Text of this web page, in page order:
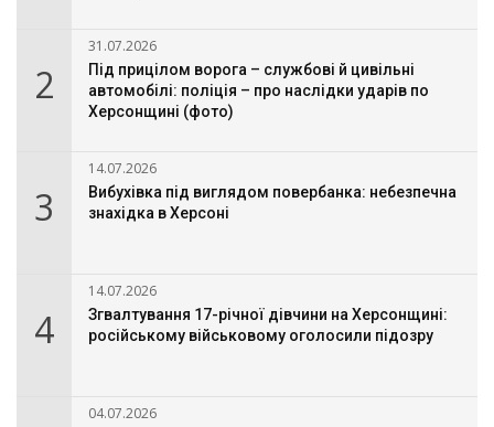
2
31.07.2026
Під прицілом ворога – службові й цивільні
автомобілі: поліція – про наслідки ударів по
Херсонщині (фото)
3
14.07.2026
Вибухівка під виглядом повербанка: небезпечна
знахідка в Херсоні
4
14.07.2026
Згвалтування 17-річної дівчини на Херсонщині:
російському військовому оголосили підозру
04.07.2026